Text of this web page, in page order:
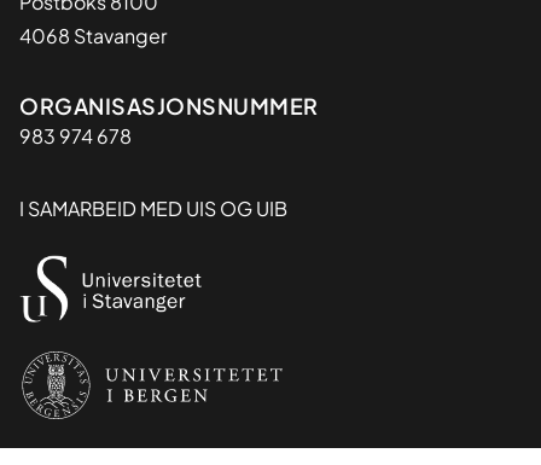
4068 Stavanger
Organisasjon
ORGANISASJONSNUMMER
983 974 678
I SAMARBEID MED UIS OG UIB